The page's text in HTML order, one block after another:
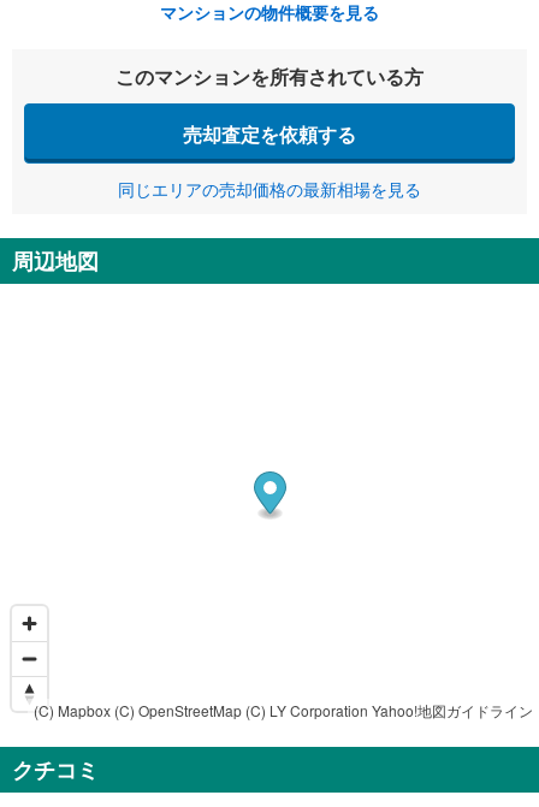
マンションの物件概要を見る
このマンションを所有されている方
売却査定を依頼する
同じエリアの売却価格の最新相場を見る
周辺地図
(C) Mapbox (C) OpenStreetMap (C) LY Corporation Yahoo!地図ガイドライン
クチコミ